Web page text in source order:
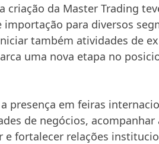
criação da Master Trading
importação para diversos
também atividades de
uma nova etapa no
presença em feiras
de negócios, acompanhar
fortalecer relações